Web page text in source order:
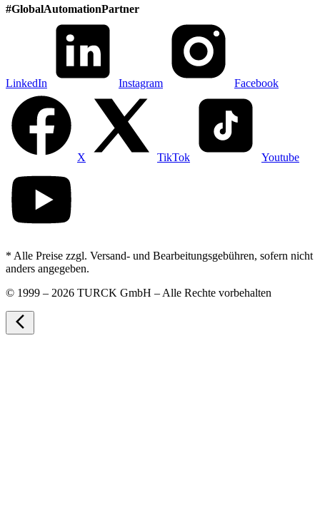
#GlobalAutomationPartner
LinkedIn Instagram Facebook
X TikTok Youtube
* Alle Preise zzgl. Versand- und Bearbeitungsgebühren, sofern nicht
anders angegeben.
© 1999 – 2026 TURCK GmbH – Alle Rechte vorbehalten
arrow_back_ios_new